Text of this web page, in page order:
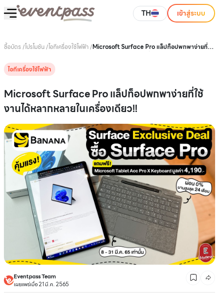
TH เข้าสู่ระบบ
ซื้อบัตร /โปรโมชัน/ไอทีเครื่องใช้ไฟฟ้า/Microsoft Surface Pro แล็ปท็อปพกพาง่ายที่ใช้
ไอทีเครื่องใช้ไฟฟ้า
Microsoft Surface Pro แล็ปท็อปพกพาง่ายที่ใช้
งานได้หลากหลายในเครื่องเดียว!!
Eventpass Team
เผยแพร่เมื่อ 21 มี.ค. 2565